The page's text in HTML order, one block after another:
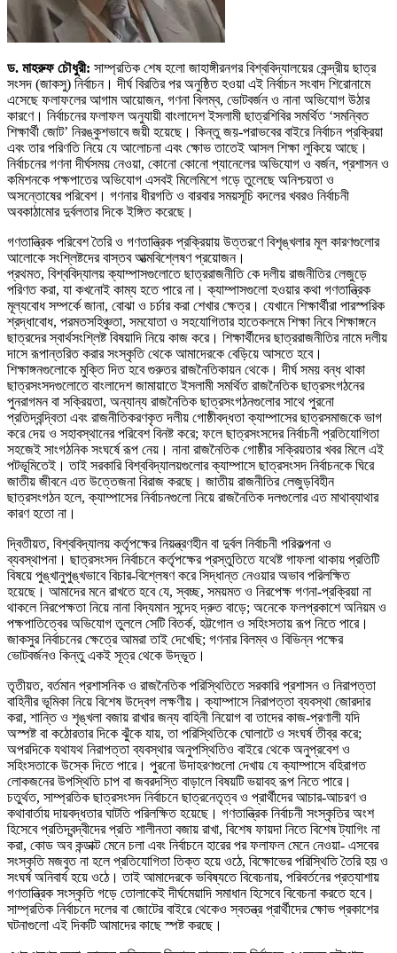
ড. মাহরুফ চৌধুরী: সাম্প্রতিক শেষ হলো জাহাঙ্গীরনগর বিশ্ববিদ্যালয়ের কেন্দ্রীয় ছাত্র
সংসদ (জাকসু) নির্বাচন। দীর্ঘ বিরতির পর অনুষ্ঠিত হওয়া এই নির্বাচন সংবাদ শিরোনামে
এসেছে ফলাফলের আগাম আয়োজন, গণনা বিলম্ব, ভোটবর্জন ও নানা অভিযোগ উঠার
কারণে। নির্বাচনের ফলাফল অনুযায়ী বাংলাদেশ ইসলামী ছাত্রশিবির সমর্থিত ‘সমন্বিত
শিক্ষার্থী জোট’ নিরঙ্কুশভাবে জয়ী হয়েছে। কিন্তু জয়-পরাভবের বাইরে নির্বাচন প্রক্রিয়া
এবং তার পরিণতি নিয়ে যে আলোচনা এবং ক্ষোভ তাতেই আসল শিক্ষা লুকিয়ে আছে।
নির্বাচনের গণনা দীর্ঘসময় নেওয়া, কোনো কোনো প্যানেলের অভিযোগ ও বর্জন, প্রশাসন ও
কমিশনকে পক্ষপাতের অভিযোগ এসবই মিলেমিশে গড়ে তুলেছে অনিশ্চয়তা ও
অসন্তোষের পরিবেশ। গণনার ধীরগতি ও বারবার সময়সূচি বদলের খবরও নির্বাচনী
অবকাঠামোর দুর্বলতার দিকে ইঙ্গিত করেছে।
গণতান্ত্রিক পরিবেশ তৈরি ও গণতান্ত্রিক প্রক্রিয়ায় উত্তরণে বিশৃঙ্খলার মূল কারণগুলোর
আলোকে সংশ্লিষ্টদের বাস্তব আত্মবিশ্লেষণ প্রয়োজন।
প্রথমত, বিশ্ববিদ্যালয় ক্যাম্পাসগুলোতে ছাত্ররাজনীতি কে দলীয় রাজনীতির লেজুড়ে
পরিণত করা, যা কখনোই কাম্য হতে পারে না। ক্যাম্পাসগুলো হওয়ার কথা গণতান্ত্রিক
মূল্যবোধ সম্পর্কে জানা, বোঝা ও চর্চার করা শেখার ক্ষেত্র। যেখানে শিক্ষার্থীরা পারস্পরিক
শ্রদ্ধাবোধ, পরমতসহিঞ্চুতা, সমযোতা ও সহযোগিতার হাতেকলমে শিক্ষা নিবে শিক্ষাঙ্গনে
ছাত্রদের স্বার্থসংশ্লিষ্ট বিষয়াদি নিয়ে কাজ করে। শিক্ষার্থীদের ছাত্ররাজনীতির নামে দলীয়
দাসে রূপান্তরিত করার সংস্কৃতি থেকে আমাদেরকে বেড়িয়ে আসতে হবে।
শিক্ষাঙ্গনগুলোকে মুক্তি দিত হবে গুরুতর রাজনৈতিকায়ন থেকে। দীর্ঘ সময় বন্ধ থাকা
ছাত্রসংসদগুলোতে বাংলাদেশ জামায়াতে ইসলামী সমর্থিত রাজনৈতিক ছাত্রসংগঠনের
পুনরাগমন বা সক্রিয়তা, অন্যান্য রাজনৈতিক ছাত্রসংগঠনগুলোর সাথে পুরনো
প্রতিদ্বন্দ্বিতা এবং রাজনীতিকরণকৃত দলীয় গোষ্ঠীবদ্ধতা ক্যাম্পাসের ছাত্রসমাজকে ভাগ
করে দেয় ও সহাবস্থানের পরিবেশ বিনষ্ট করে; ফলে ছাত্রসংসদের নির্বাচনী প্রতিযোগিতা
সহজেই সাংগঠনিক সংঘর্ষে রূপ নেয়। নানা রাজনৈতিক গোষ্ঠীর সক্রিয়তার খবর মিলে এই
পটভূমিতেই। তাই সরকারি বিশ্ববিদ্যালয়গুলোর ক্যাম্পাসে ছাত্রসংসদ নির্বাচনকে ঘিরে
জাতীয় জীবনে এত উত্তেজনা বিরাজ করছে। জাতীয় রাজনীতির লেজুড়বিহীন
ছাত্রসংগঠন হলে, ক্যাম্পাসের নির্বাচনগুলো নিয়ে রাজনৈতিক দলগুলোর এত মাথাব্যাথার
কারণ হতো না।
দ্বিতীয়ত, বিশ্ববিদ্যালয় কর্তৃপক্ষের নিয়ন্ত্রণহীন বা দুর্বল নির্বাচনী পরিকল্পনা ও
ব্যবস্থাপনা। ছাত্রসংসদ নির্বাচনে কর্তৃপক্ষের প্রস্তুতিতে যথেষ্ট গাফলা থাকায় প্রতিটি
বিষয়ে পুঙ্খানুপুঙ্খভাবে বিচার-বিশ্লেষণ করে সিদ্ধান্ত নেওয়ার অভাব পরিলক্ষিত
হয়েছে। আমাদের মনে রাখতে হবে যে, স্বচ্ছ, সময়মত ও নিরপেক্ষ গণনা-প্রক্রিয়া না
থাকলে নিরপেক্ষতা নিয়ে নানা বিদ্যমান সন্দেহ দ্রুত বাড়ে; অনেকে ফলপ্রকাশে অনিয়ম ও
পক্ষপাতিত্বের অভিযোগ তুললে সেটি বিতর্ক, হট্টগোল ও সহিংসতায় রূপ নিতে পারে।
জাকসুর নির্বাচনের ক্ষেত্রে আমরা তাই দেখেছি; গণনার বিলম্ব ও বিভিন্ন পক্ষের
ভোটবর্জনও কিন্তু একই সূত্র থেকে উদ্ভূত।
তৃতীয়ত, বর্তমান প্রশাসনিক ও রাজনৈতিক পরিস্থিতিতে সরকারি প্রশাসন ও নিরাপত্তা
বাহিনীর ভূমিকা নিয়ে বিশেষ উদ্বেগ লক্ষণীয়। ক্যাম্পাসে নিরাপত্তা ব্যবস্থা জোরদার
করা, শান্তি ও শৃঙ্খলা বজায় রাখার জন্য বাহিনী নিয়োগ বা তাদের কাজ-প্রণালী যদি
অস্পষ্ট বা কঠোরতার দিকে ঝুঁকে যায়, তা পরিস্থিতিকে ঘোলাটে ও সংঘর্ষ তীব্র করে;
অপরদিকে যথাযথ নিরাপত্তা ব্যবস্থার অনুপস্থিতিও বাইরে থেকে অনুপ্রবেশ ও
সহিংসতাকে উস্কে দিতে পারে। পুরনো উদাহরণগুলো দেখায় যে ক্যাম্পাসে বহিরাগত
লোকজনের উপস্থিতি চাপ বা জবরদস্তি বাড়ালে বিষয়টি ভয়াবহ রূপ নিতে পারে।
চতুর্থত, সাম্প্রতিক ছাত্রসংসদ নির্বাচনে ছাত্রনেতৃত্ব ও প্রার্থীদের আচার-আচরণ ও
কথাবার্তায় দায়বদ্ধতার ঘাটতি পরিলক্ষিত হয়েছে। গণতান্ত্রিক নির্বাচনী সংস্কৃতির অংশ
হিসেবে প্রতিদ্বন্দ্বীদের প্রতি শালীনতা বজায় রাখা, বিশেষ ফায়দা নিতে বিশেষ ট্যাগিং না
করা, কোড অব কন্ডাক্ট মেনে চলা এবং নির্বাচনে হারের পর ফলাফল মেনে নেওয়া- এসবের
সংস্কৃতি মজবুত না হলে প্রতিযোগিতা তিক্ত হয়ে ওঠে, বিক্ষোভের পরিস্থিতি তৈরি হয় ও
সংঘর্ষ অনিবার্য হয়ে ওঠে। তাই আমাদেরকে ভবিষ্যতে বিবেচনায়, পরিবর্তনের প্রত্যাশায়
গণতান্ত্রিক সংস্কৃতি গড়ে তোলাকেই দীর্ঘমেয়াদি সমাধান হিসেবে বিবেচনা করতে হবে।
সাম্প্রতিক নির্বাচনে দলের বা জোটের বাইরে থেকেও স্বতন্ত্র প্রার্থীদের ক্ষোভ প্রকাশের
ঘটনাগুলো এই দিকটি আমাদের কাছে স্পষ্ট করছে।